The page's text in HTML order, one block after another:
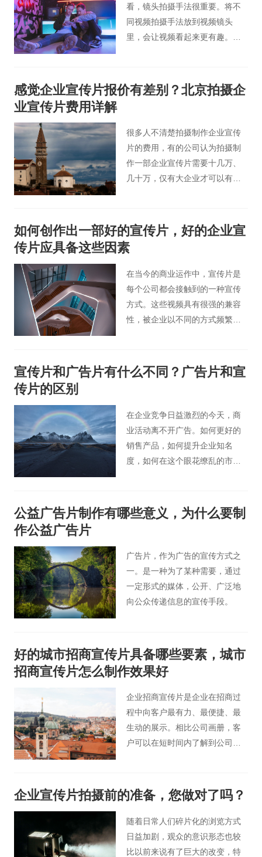
看，镜头拍摄手法很重要。将不
同视频拍摄手法放到视频镜头
里，会让视频看起来更有趣。毕
感觉企业宣传片报价有差别？北京拍摄企
业宣传片费用详解
很多人不清楚拍摄制作企业宣传
片的费用，有的公司认为拍摄制
作一部企业宣传片需要十几万、
几十万，仅有大企业才可以有整
一样，拿起手机不就可以拍摄
吗，并没什么技术含量，其实并
不是这样的。作为北京创意宣传
片制作公司小编，我就来为我们
一一解读企业宣传片价格其中的
秘密。
如何创作出一部好的宣传片，好的企业宣
传片应具备这些因素
在当今的商业运作中，宣传片是
每个公司都会接触到的一种宣传
方式。这些视频具有很强的兼容
性，被企业以不同的方式频繁使
意新颖的表现方式才是让视频展
现出更优越效果的最直接方式，
电影等等。
宣传片和广告片有什么不同？广告片和宣
传片的区别
在企业竞争日益激烈的今天，商
业活动离不开广告。如何更好的
销售产品，如何提升企业知名
度，如何在这个眼花缭乱的市场
公益广告片制作有哪些意义，为什么要制
作公益广告片
广告片，作为广告的宣传方式之
一。是一种为了某种需要，通过
一定形式的媒体，公开、广泛地
向公众传递信息的宣传手段。
好的城市招商宣传片具备哪些要素，城市
招商宣传片怎么制作效果好
企业招商宣传片是企业在招商过
程中向客户最有力、最便捷、最
生动的展示。相比公司画册，客
户可以在短时间内了解到公司的
市招商片则是通过宣传城市的开
发资源，以及提供给开发商什么
资源来吸引客户。
企业宣传片拍摄前的准备，您做对了吗？
随着日常人们碎片化的浏览方式
日益加剧，观众的意识形态也较
比以前来说有了巨大的改变，特